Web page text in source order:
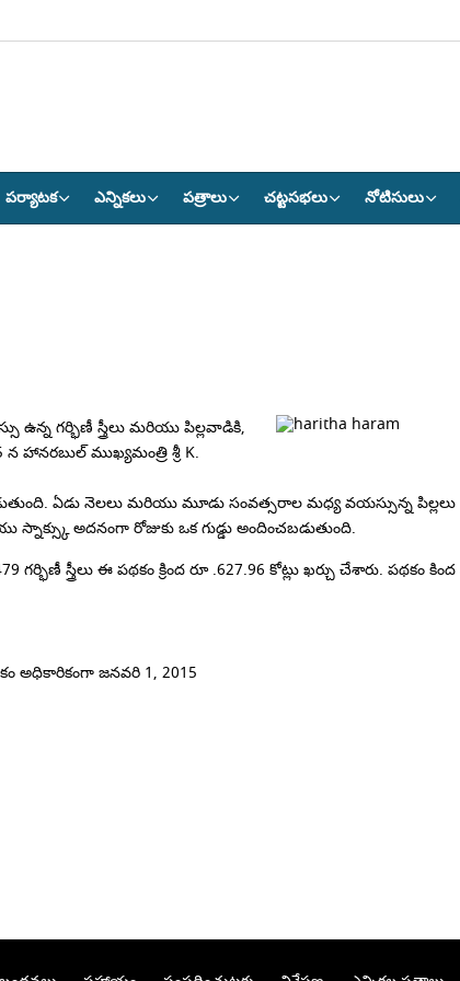
పర్యాటక ఎన్నికలు పత్రాలు చట్టసభలు నోటిసులు
ఉన్న గర్భిణీ స్త్రీలు మరియు పిల్లవాడికి,
హానరబుల్ ముఖ్యమంత్రి శ్రీ K.
ఏడు నెలలు మరియు మూడు సంవత్సరాల మధ్య వయస్సున్న
అదనంగా రోజుకు ఒక గుడ్డు అందించబడుతుంది.
గర్భిణీ స్త్రీలు ఈ పథకం క్రింద రూ .627.96 కోట్లు ఖర్చు చేశారు.
అధికారికంగా జనవరి 1, 2015